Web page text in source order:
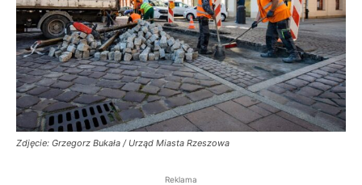
Zdjęcie: Grzegorz Bukała / Urząd Miasta Rzeszowa
Reklama